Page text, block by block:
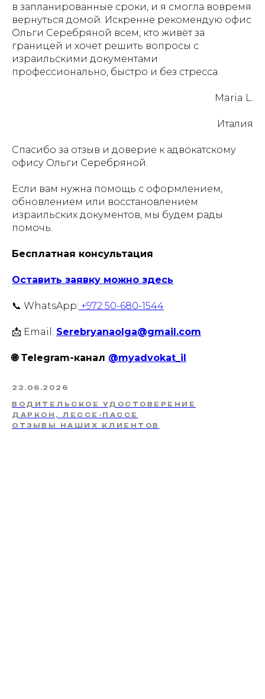
в запланированные сроки, и я смогла вовремя
вернуться домой. Искренне рекомендую офис
Ольги Серебряной всем, кто живёт за
границей и хочет решить вопросы с
израильскими документами
профессионально, быстро и без стресса.
Maria L.
Италия
Спасибо за отзыв и доверие к адвокатскому
офису Ольги Серебряной.
Если вам нужна помощь с оформлением,
обновлением или восстановлением
израильских документов, мы будем рады
помочь.
Бесплатная консультация
Оставить заявку можно здесь
📞 WhatsApp: +972 50-680-1544
📩 Email: Serebryanaolga@gmail.com
🌐 Telegram-канал @myadvokat_il
22.06.2026
ВОДИТЕЛЬСКОЕ УДОСТОВЕРЕНИЕ
ДАРКОН, ЛЕССЕ-ПАССЕ
ОТЗЫВЫ НАШИХ КЛИЕНТОВ